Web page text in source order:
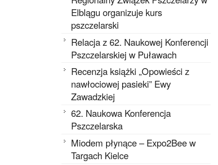
Elblągu organizuje kurs
pszczelarski
Relacja z 62. Naukowej Konferencji
Pszczelarskiej w Puławach
Recenzja książki „Opowieści z
nawłociowej pasieki” Ewy
Zawadzkiej
62. Naukowa Konferencja
Pszczelarska
Miodem płynące – Expo2Bee w
Targach Kielce